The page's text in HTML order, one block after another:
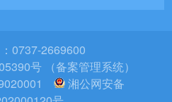
0737-2669600
号 （备案管理系统）
湘公网安备